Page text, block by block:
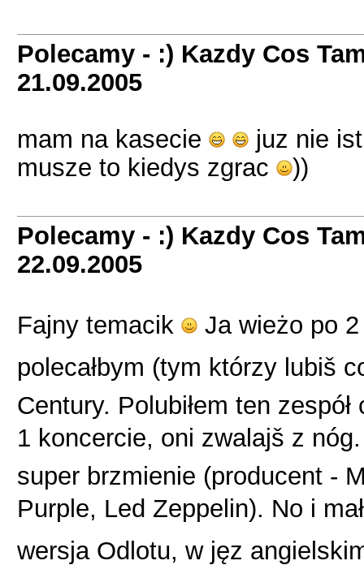
Polecamy - :) Kazdy Cos
21.09.2005
mam na kasecie
juz nie
musze to kiedys zgrac
))
Polecamy - :) Kazdy Cos
22.09.2005
Fajny temacik
Ja wieżo po
polecałbym (tym którzy lubiš
Century. Polubiłem ten
1 koncercie, oni zwalajš z
super brzmienie (producent -
Purple, Led Zeppelin). No i
wersja Odlotu, w jęz